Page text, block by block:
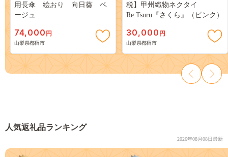
用長傘 絵おり 向日葵 ベ
ージュ
74,000 円
山梨県都留市
税】甲州織物ネクタイ
Re:Tsuru『さくら』（ピンク）
30,000 円
山梨県都留市
人気返礼品ランキング
2026年08月08日最新